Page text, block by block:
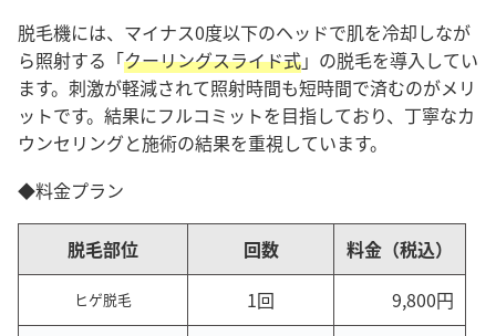
脱毛機には、マイナス0度以下のヘッドで肌を冷却しなが
ら照射する「クーリングスライド式」の脱毛を導入してい
ます。刺激が軽減されて照射時間も短時間で済むのがメリ
ットです。結果にフルコミットを目指しており、丁寧なカ
ウンセリングと施術の結果を重視しています。
◆料金プラン
脱毛部位 回数 料金（税込）
ヒゲ脱毛 1回 9,800円